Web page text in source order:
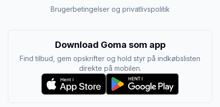
Brugerbetingelser og privatlivspolitik
Download Goma som app
Find tilbud, gem opskrifter og hold styr på indkøbslisten
direkte på mobilen.